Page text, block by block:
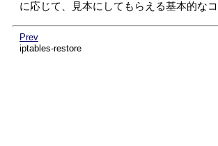
に応じて、見本にしてもらえる基本的な
Prev
iptables-restore